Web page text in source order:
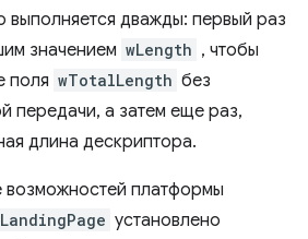
выполняется дважды: первый раз
значением wLength , чтобы
поля wTotalLength без
передачи, а затем еще раз,
длина дескриптора.
возможностей платформы
установлено